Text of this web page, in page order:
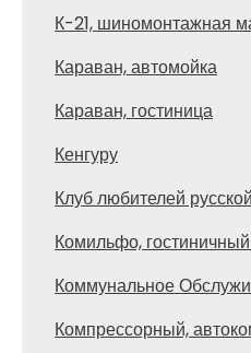
К-21, шиномонтажная
Караван, автомойка
Караван, гостиница
Кенгуру
Клуб любителей
Комильфо,
Коммунальное
Компрессорный,